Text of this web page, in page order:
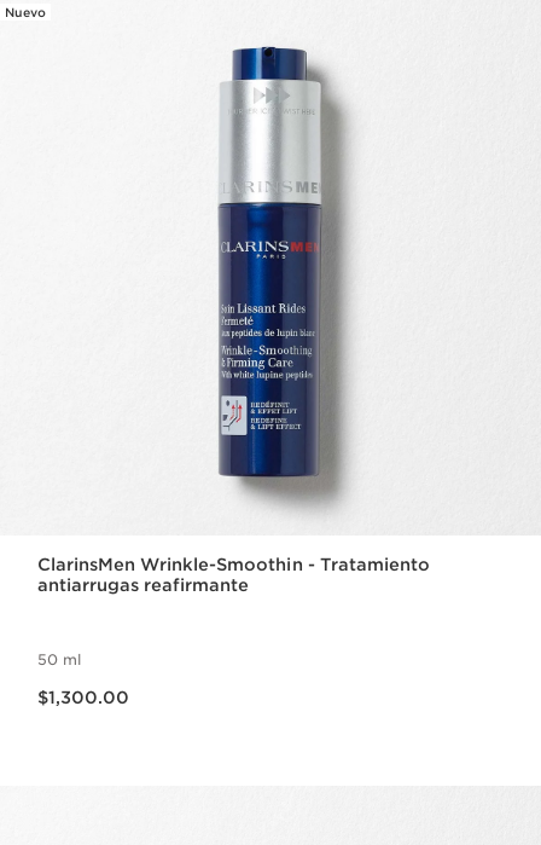
Nuevo
ClarinsMen Wrinkle-Smoothin - Tratamiento
antiarrugas reafirmante
50 ml
$1,300.00